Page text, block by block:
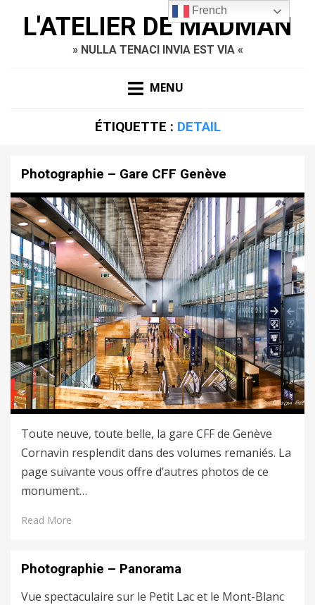
L'ATELIER DE MADMAN
» NULLA TENACI INVIA EST VIA «
MENU
ÉTIQUETTE : DETAIL
Photographie – Gare CFF Genève
Toute neuve, toute belle, la gare CFF de Genève
Cornavin resplendit dans des volumes remaniés. La
page suivante vous offre d’autres photos de ce
monument…
Read More
Photographie – Panorama
Vue spectaculaire sur le Petit Lac et le Mont-Blanc
French